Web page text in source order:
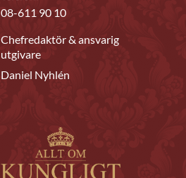
08-611 90 10
Chefredaktör & ansvarig
utgivare
Daniel Nyhlén